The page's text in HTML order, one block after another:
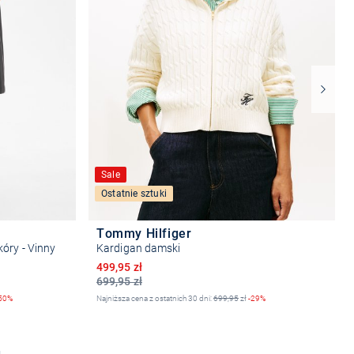
- Vinny
Sale
Ostatnie sztuki
Tommy Hilfiger
Kardigan damski
699,95 zł
Obniżona cena
499,95 zł
Najniższa cena z ostatnich 30 dni:699,95zł-29%